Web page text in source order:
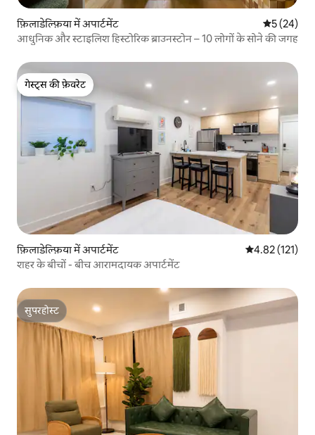
फ़िलाडेल्फ़िया में अपार्टमेंट औसत रेटिंग
5 (24)
आधुनिक और स्टाइलिश हिस्टोरिक ब्राउनस्टोन – 10 लोगों के सोने की जगह
गेस्ट्स की फ़ेवरेट
गेस्ट्स की फ़ेवरेट
फ़िलाडेल्फ़िया में अपार्टमेंट औसत रेटिंग 5 में से
4.82 (121)
शहर के बीचों - बीच आरामदायक अपार्टमेंट
सुपरहोस्ट
सुपरहोस्ट